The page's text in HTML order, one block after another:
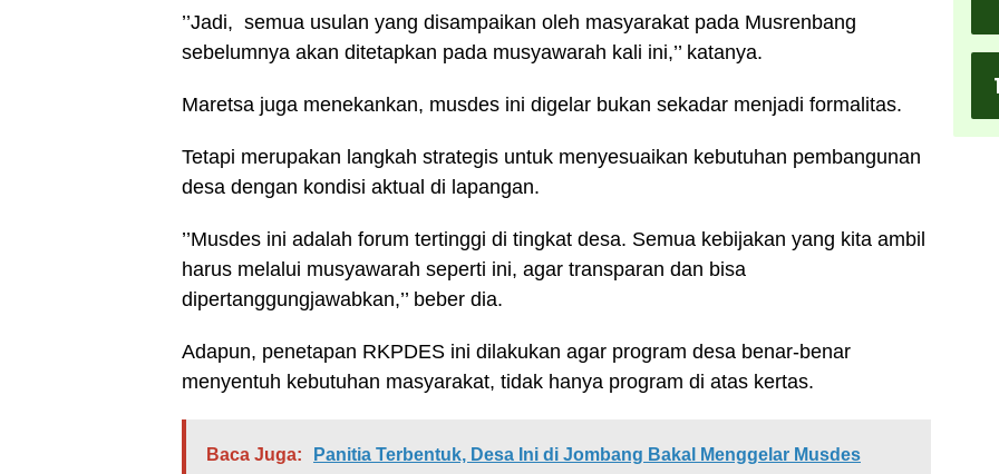
’’Jadi, semua usulan yang disampaikan oleh masyarakat pada Musrenbang
sebelumnya akan ditetapkan pada musyawarah kali ini,’’ katanya.
Maretsa juga menekankan, musdes ini digelar bukan sekadar menjadi formalitas.
Tetapi merupakan langkah strategis untuk menyesuaikan kebutuhan pembangunan
desa dengan kondisi aktual di lapangan.
’’Musdes ini adalah forum tertinggi di tingkat desa. Semua kebijakan yang kita ambil
harus melalui musyawarah seperti ini, agar transparan dan bisa
dipertanggungjawabkan,’’ beber dia.
Adapun, penetapan RKPDES ini dilakukan agar program desa benar-benar
menyentuh kebutuhan masyarakat, tidak hanya program di atas kertas.
Baca Juga:
Panitia Terbentuk, Desa Ini di Jombang Bakal Menggelar Musdes